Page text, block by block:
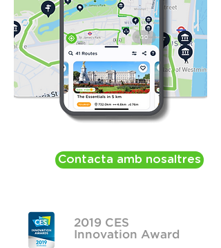
Contacta amb nosaltres
2019 CES
Innovation Award